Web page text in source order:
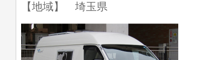
【地域】 埼玉県